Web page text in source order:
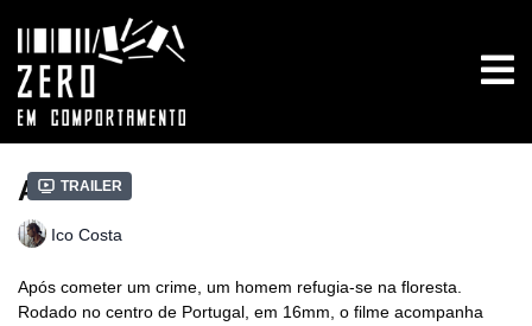
Trailer
Alva
Ico Costa
Após cometer um crime, um homem refugia-se na floresta.
Rodado no centro de Portugal, em 16mm, o filme acompanha